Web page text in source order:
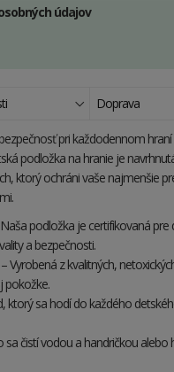
údajov
Doprava
pri každodennom
podložka na hranie je
ktorý ochráni vaše najmenšie
podložka je certifikovaná pre
a bezpečnosti.
– Vyrobená z kvalitných,
pokožke.
ktorý sa hodí do každého
sa čistí vodou a handričkou alebo